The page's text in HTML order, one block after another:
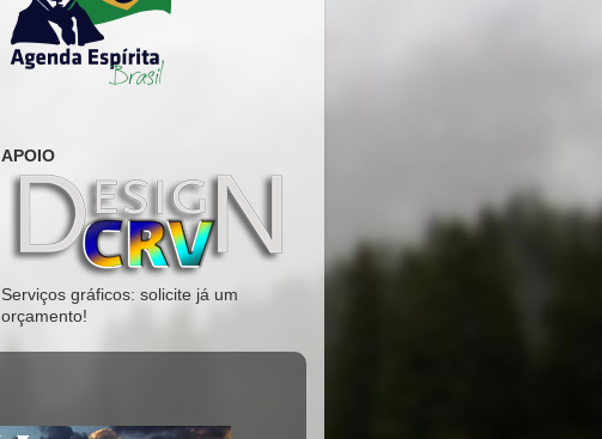
APOIO
Serviços gráficos: solicite já um
orçamento!